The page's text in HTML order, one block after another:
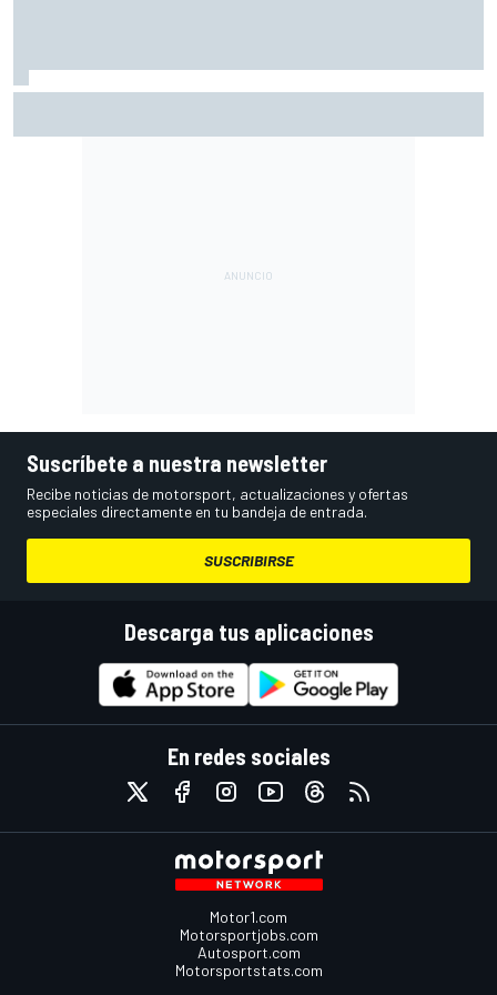
Suscríbete a nuestra newsletter
Recibe noticias de motorsport, actualizaciones y ofertas
especiales directamente en tu bandeja de entrada.
SUSCRIBIRSE
Descarga tus aplicaciones
En redes sociales
Motor1.com
Motorsportjobs.com
Autosport.com
Motorsportstats.com